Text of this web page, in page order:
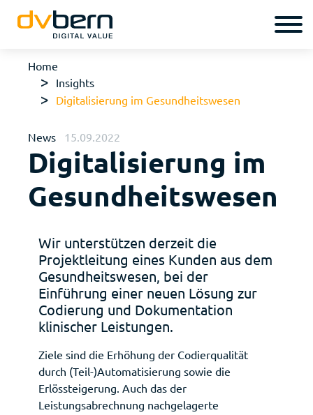
Deutsch Français
Home
Insights
Digitalisierung im Gesundheitswesen
News 15.09.2022
Digitalisierung im
Gesundheitswesen
Wir unterstützen derzeit die
Projektleitung eines Kunden aus dem
Gesundheitswesen, bei der
Einführung einer neuen Lösung zur
Codierung und Dokumentation
klinischer Leistungen.
Ziele sind die Erhöhung der Codierqualität
durch (Teil-)Automatisierung sowie die
Erlössteigerung. Auch das der
Leistungsabrechnung nachgelagerte